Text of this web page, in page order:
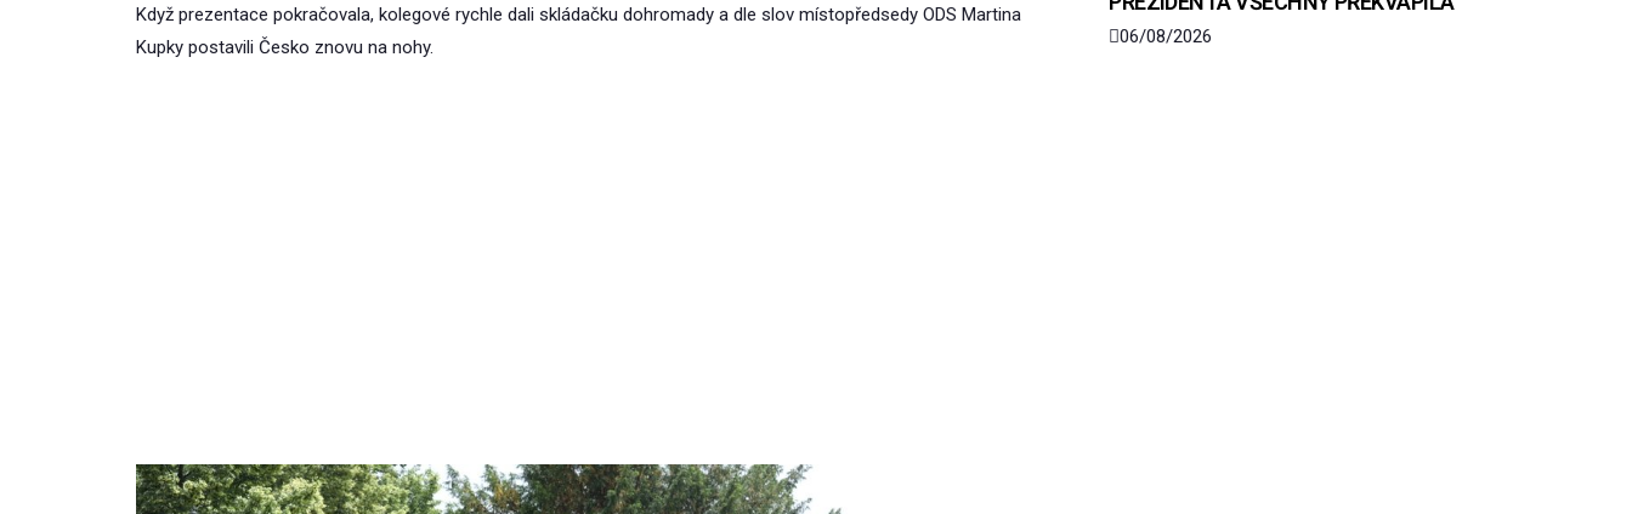
Když prezentace pokračovala, kolegové rychle dali skládačku dohromady a dle slov místopředsedy ODS Martina
Kupky postavili Česko znovu na nohy.
06/08/2026